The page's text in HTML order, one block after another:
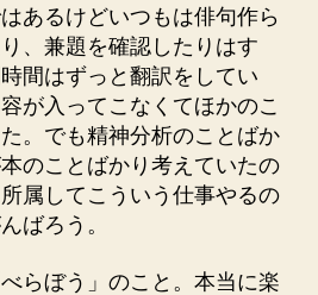
あるけどいつもは俳句作ら
、兼題を確認したりはす
間はずっと翻訳をしてい
が入ってこなくてほかのこ
。でも精神分析のことばか
のことばかり考えていたの
属してこういう仕事やるの
ばろう。
らぼう」のこと。本当に楽